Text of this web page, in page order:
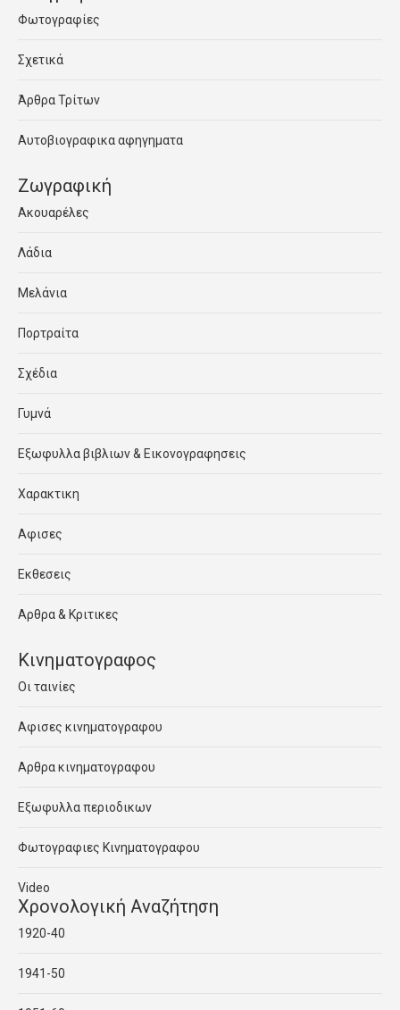
Φωτογραφίες
Σχετικά
Άρθρα Τρίτων
Αυτοβιογραφικα αφηγηματα
Ζωγραφική
Ακουαρέλες
Λάδια
Μελάνια
Πορτραίτα
Σχέδια
Γυμνά
Εξωφυλλα βιβλιων & Εικονογραφησεις
Χαρακτικη
Αφισες
Εκθεσεις
Αρθρα & Κριτικες
Κινηματογραφος
Οι ταινίες
Αφισες κινηματογραφου
Αρθρα κινηματογραφου
Εξωφυλλα περιοδικων
Φωτογραφιες Κινηματογραφου
Video
Χρονολογική Αναζήτηση
1920-40
1941-50